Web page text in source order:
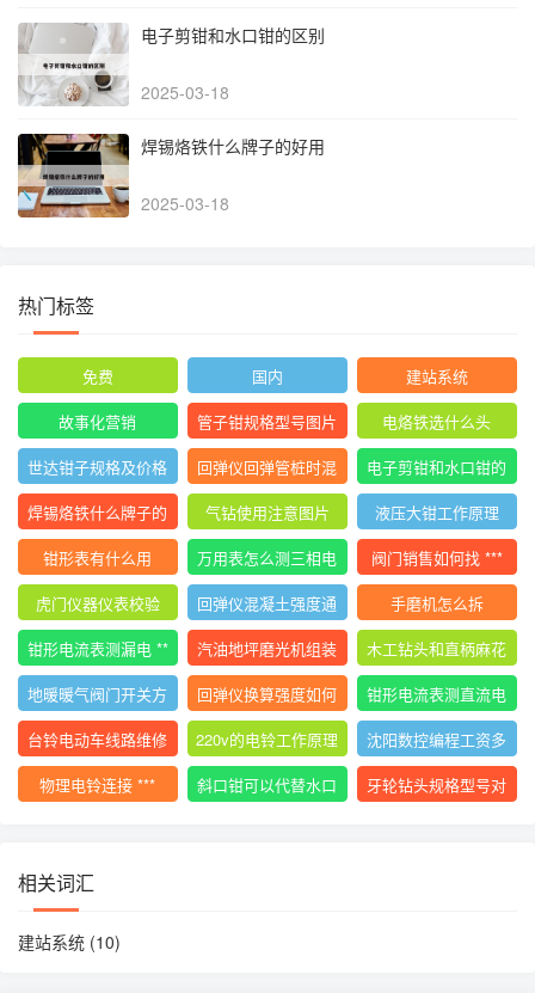
电子剪钳和水口钳的区别
2025-03-18
焊锡烙铁什么牌子的好用
2025-03-18
热门标签
免费 国内
建站系统
故事化营销
管子钳规格型号图片
尺寸
电烙铁选什么头
世达钳子规格及价格
大全
回弹仪回弹管桩时混
凝土碎
电子剪钳和水口钳的
区别
焊锡烙铁什么牌子的
好用
气钻使用注意图片
液压大钳工作原理
钳形表有什么用
万用表怎么测三相电
压平衡
阀门销售如何找 ***
虎门仪器仪表校验
回弹仪混凝土强度通
用计算公式
手磨机怎么拆
钳形电流表测漏电 **
*
汽油地坪磨光机组装
使用视频
木工钻头和直柄麻花
钻
地暖暖气阀门开关方
向图解视频
回弹仪换算强度如何
计算
钳形电流表测直流电
流的 ***
台铃电动车线路维修
技巧
220v的电铃工作原理
沈阳数控编程工资多
少
物理电铃连接 ***
斜口钳可以代替水口
牙轮钻头规格型号对
相关词汇
建站系统 (10)